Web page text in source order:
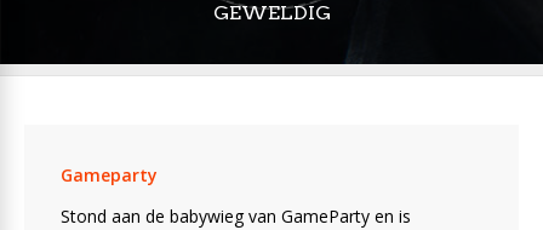
GEWELDIG
Gameparty
Stond aan de babywieg van GameParty en is